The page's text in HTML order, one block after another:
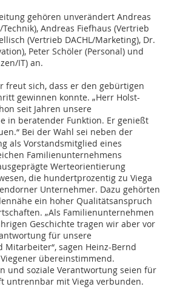
gehören unverändert Andreas
Andreas Fiefhaus (Vertrieb
(Vertrieb DACHL/Marketing), Dr.
Peter Schöler (Personal) und
IT) an.
freut sich, dass er den gebürtigen
gewinnen konnte. „Herr Holst-
seit Jahren unsere
in beratender Funktion. Er genießt
Bei der Wahl sei neben der
als Vorstandsmitglied eines
Familienunternehmens
Werteorientierung
die hundertprozentig zu Viega
Unternehmer. Dazu gehörten
ein hoher Qualitätsanspruch
„Als Familienunternehmen
Geschichte tragen wir aber vor
für unsere
sagen Heinz-Bernd
übereinstimmend.
und soziale Verantwortung seien für
untrennbar mit Viega verbunden.